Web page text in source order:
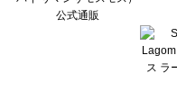
Wpc.（ワールドパーティー）のその